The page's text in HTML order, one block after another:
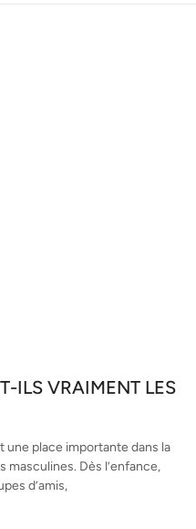
ILS VRAIMENT LES
place importante dans la
Dès l’enfance,
d’amis,